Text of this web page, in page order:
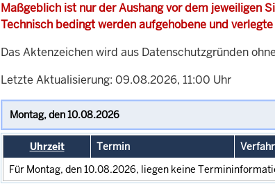
Maßgeblich ist nur der Aushang vor dem jeweiligen
Technisch bedingt werden aufgehobene und
Das Aktenzeichen wird aus Datenschutzgründen
Letzte Aktualisierung: 09.08.2026, 11:00 Uhr
Uhrzeit Termin
Für Montag, den 10.08.2026, liegen keine